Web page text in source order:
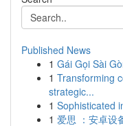
Published News
1 Gái Gọi Sài
1 Transforming
strategic...
1 Sophisticated
1 爱思 ：安卓设